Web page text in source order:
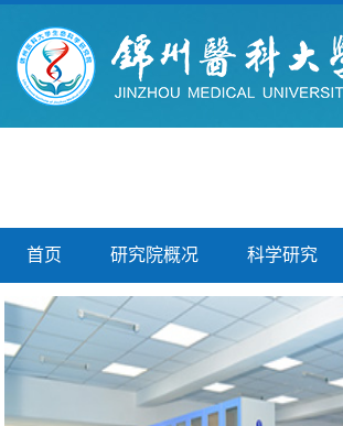
首页 研究院概况 科学研究